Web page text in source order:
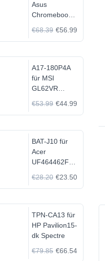
Asus
Chromebook
€68.39 €56.99
A17-180P4A
für MSI
GL62VR
€53.99 €44.99
BAT-J10 für
Acer
UF464462F
€28.20 €23.50
TPN-CA13 für
HP Pavilion15-
dk Spectre
€79.85 €66.54